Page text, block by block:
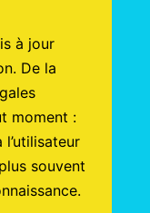
à jour
De la
moment :
l’utilisateur
souvent